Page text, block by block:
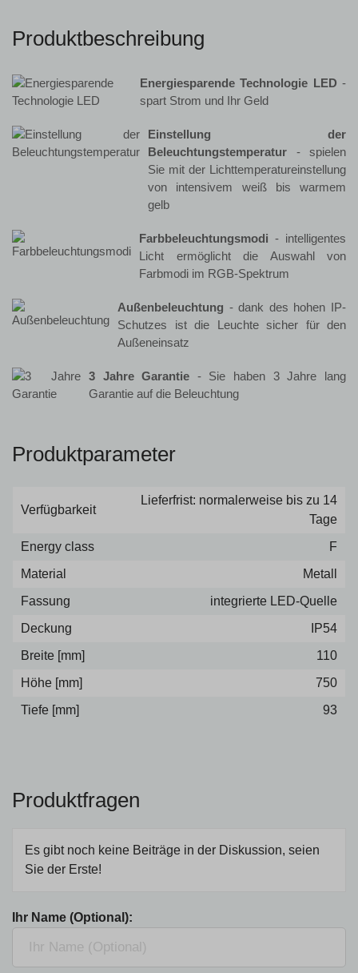
Produktbeschreibung
Energiesparende Technologie LED -
spart Strom und Ihr Geld
Einstellung der
Beleuchtungstemperatur - spielen
Sie mit der Lichttemperatureinstellung
von intensivem weiß bis warmem
gelb
Farbbeleuchtungsmodi - intelligentes
Licht ermöglicht die Auswahl von
Farbmodi im RGB-Spektrum
Außenbeleuchtung - dank des hohen IP-
Schutzes ist die Leuchte sicher für den
Außeneinsatz
3 Jahre Garantie - Sie haben 3 Jahre lang
Garantie auf die Beleuchtung
Produktparameter
Verfügbarkeit
Lieferfrist: normalerweise bis zu 14
Tage
Energy class
F
Material
Metall
Fassung
integrierte LED-Quelle
Deckung
IP54
Breite [mm]
110
Höhe [mm]
750
Tiefe [mm]
93
Produktfragen
Es gibt noch keine Beiträge in der Diskussion, seien
Sie der Erste!
Ihr Name (Optional):